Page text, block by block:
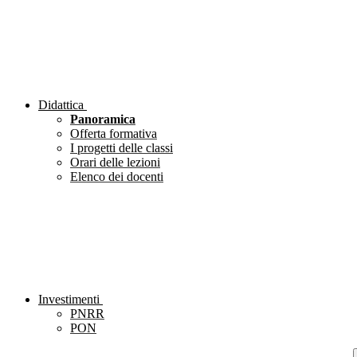
Didattica
Panoramica
Offerta formativa
I progetti delle classi
Orari delle lezioni
Elenco dei docenti
Investimenti
PNRR
PON